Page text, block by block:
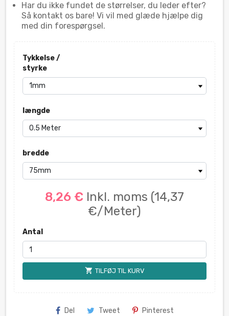
Har du ikke fundet de størrelser, du leder efter?
Så kontakt os bare! Vi vil med glæde hjælpe dig
med din forespørgsel.
Tykkelse /
styrke
længde
bredde
8,26 € Inkl. moms (14,37
€/Meter)
Antal
shopping_cart TILFØJ TIL KURV
Del Tweet Pinterest